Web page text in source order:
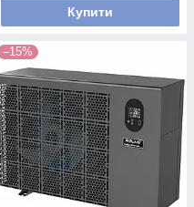
Купити
–15%